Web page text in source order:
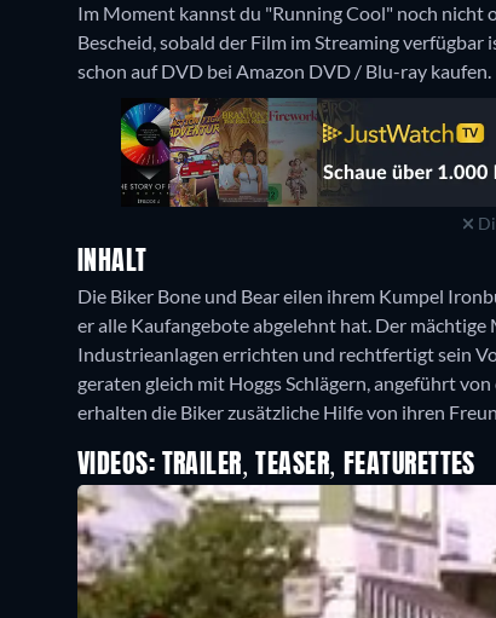
Im Moment kannst du "Running Cool" noch nicht
Bescheid, sobald der Film im Streaming
schon auf DVD bei Amazon DVD / Blu-ray kaufen.
INHALT
Die Biker Bone und Bear eilen ihrem Kumpel
er alle Kaufangebote abgelehnt hat. Der
Industrieanlagen errichten und rechtfertigt sein
geraten gleich mit Hoggs Schlägern, angeführt
erhalten die Biker zusätzliche Hilfe von ihren
VIDEOS: TRAILER, TEASER, FEATURETTES